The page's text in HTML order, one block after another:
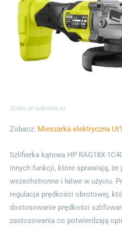
Źródło: pl.ryobitools.eu
Zobacz: Mieszarka elektryczna
Szlifierka kątowa HP RAG18X-
innych funkcji, które sprawiają, że
wszechstronne i łatwe w użyciu.
regulacja prędkości obrotowej,
dostosowanie prędkości
zastosowania co potwierdzają